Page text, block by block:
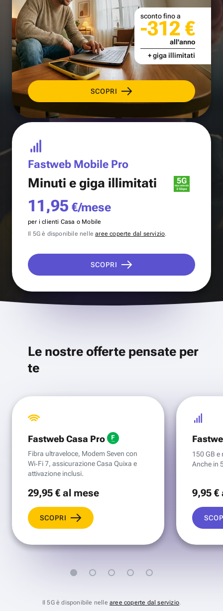
SCOPRI
sconto fino a
-312 €
all'anno
+ giga illimitati
Fastweb Mobile Pro
Minuti e giga illimitati
11,95 €/mese
per i clienti Casa o Mobile
Il 5G è disponibile nellearee coperte dal servizio.
SCOPRI
Le nostre offerte pensate per
te
Fastweb Casa Pro
Fibra ultraveloce, Modem Seven con
Wi‑Fi 7, assicurazione Casa Quixa e
attivazione inclusi.
29,95 €al mese
SCOPRI
150 GB e
Anche in
9,95 €
Il 5G è disponibile nelle aree coperte dal servizio.